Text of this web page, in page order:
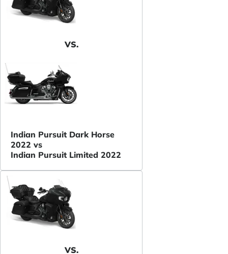
VS.
Indian Pursuit Dark Horse
2022 vs
Indian Pursuit Limited 2022
VS.